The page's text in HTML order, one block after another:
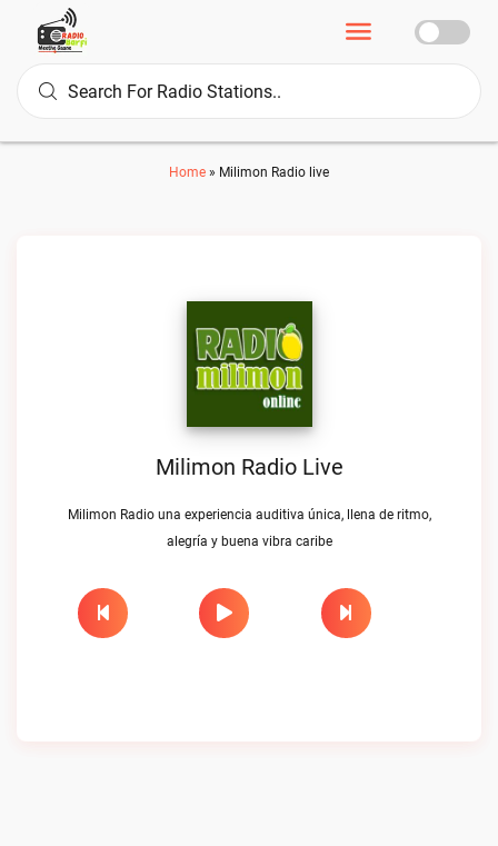
Home » Milimon Radio live
Milimon Radio Live
Milimon Radio una experiencia auditiva única, llena de ritmo,
alegría y buena vibra caribe